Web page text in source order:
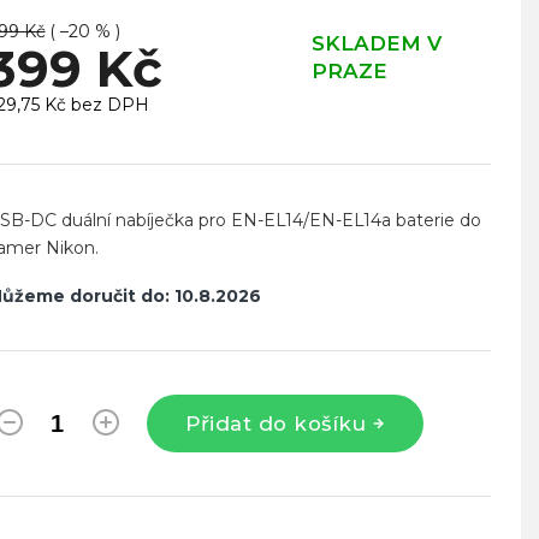
Kč ( –20 % )
Kč
SKLADEM V
PRAZE
Kč bez DPH
doručit do: 10.8.2026
Přidat do košíku
DC duální nabíječka pro EN-EL14/EN-EL14a baterie do
Nikon.